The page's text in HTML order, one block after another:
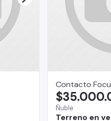
Contacto
Ñuble
Terreno en